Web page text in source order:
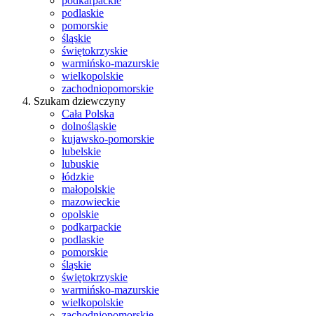
podlaskie
pomorskie
śląskie
świętokrzyskie
warmińsko-mazurskie
wielkopolskie
zachodniopomorskie
Szukam dziewczyny
Cała Polska
dolnośląskie
kujawsko-pomorskie
lubelskie
lubuskie
łódzkie
małopolskie
mazowieckie
opolskie
podkarpackie
podlaskie
pomorskie
śląskie
świętokrzyskie
warmińsko-mazurskie
wielkopolskie